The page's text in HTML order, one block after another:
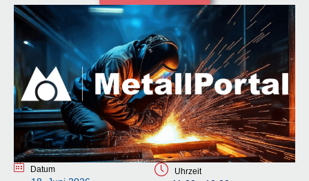
Datum Uhrzeit